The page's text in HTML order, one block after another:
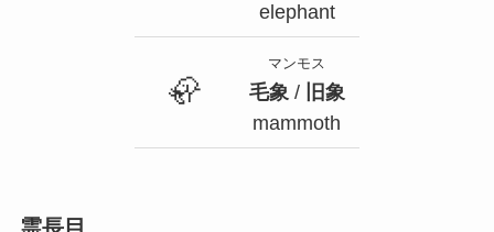
elephant
🦣
マンモス
毛象/
旧象
mammoth